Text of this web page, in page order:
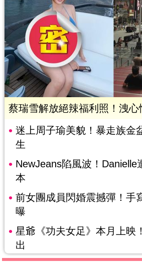
蔡瑞雪解放絕辣福利照！洩
迷上周子瑜美貌！暴走族金
生
NewJeans陷風波！Danielle
本
前女團成員閃婚震撼彈！手
曝
星爺《功夫女足》本月上映
出